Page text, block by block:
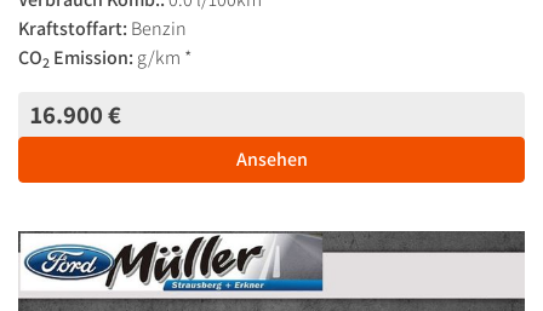
Kraftstoffart: Benzin
CO2 Emission: g/km *
16.900 €
Ansehen